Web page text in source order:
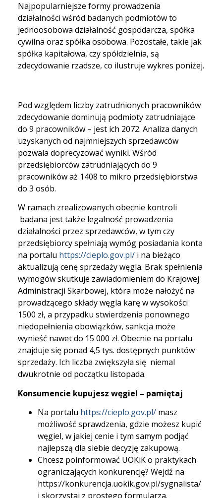
Najpopularniejsze formy prowadzenia
działalności wśród badanych podmiotów to
jednoosobowa działalność gospodarcza, spółka
cywilna oraz spółka osobowa. Pozostałe, takie jak
spółka kapitałowa, czy spółdzielnia, są
zdecydowanie rzadsze, co ilustruje wykres poniżej.
Pod względem liczby zatrudnionych pracowników
zdecydowanie dominują podmioty zatrudniające
do 9 pracowników – jest ich 2072. Analiza danych
uzyskanych od najmniejszych sprzedawców
pozwala doprecyzować wyniki. Wśród
przedsiębiorców zatrudniających do 9
pracowników aż 1408 to mikro przedsiębiorstwa
do 3 osób.
W ramach zrealizowanych obecnie kontroli
badana jest także legalność prowadzenia
działalności przez sprzedawców, w tym czy
przedsiębiorcy spełniają wymóg posiadania konta
na portalu https://cieplo.gov.pl/ i na bieżąco
aktualizują cenę sprzedaży węgla. Brak spełnienia
wymogów skutkuje zawiadomieniem do Krajowej
Administracji Skarbowej, która może nałożyć na
prowadzącego składy węgla karę w wysokości
1500 zł, a przypadku stwierdzenia ponownego
niedopełnienia obowiązków, sankcja może
wynieść nawet do 15 000 zł. Obecnie na portalu
znajduje się ponad 4,5 tys. dostępnych punktów
sprzedaży. Ich liczba zwiększyła się niemal
dwukrotnie od początku listopada.
Konsumencie kupujesz węgiel – pamiętaj
Na portalu https://cieplo.gov.pl/ masz
możliwość sprawdzenia, gdzie możesz kupić
węgiel, w jakiej cenie i tym samym podjąć
najlepszą dla siebie decyzję zakupową.
Chcesz poinformować UOKiK o praktykach
ograniczających konkurencję? Wejdź na
https://konkurencja.uokik.gov.pl/sygnalista/
i skorzystaj z prostego formularza.